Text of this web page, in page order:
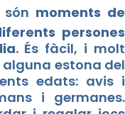
són moments de
persones
. És fàcil, i molt
estona del
edats: avis i
i germanes.